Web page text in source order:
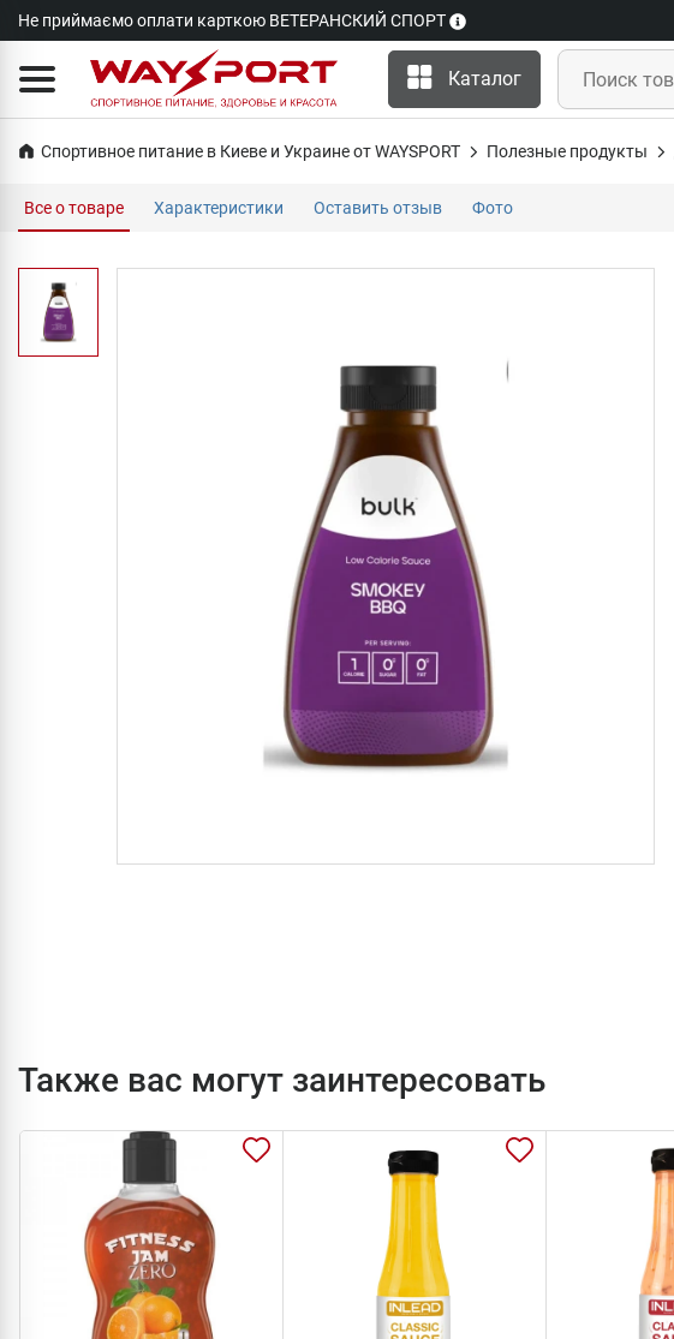
Не приймаємо оплати карткою ВЕТЕРАНСКИЙ СПОРТ
Каталог
Спортивное питание в Киеве и Украине от WAYSPORT Полезные продукты
Все о товаре Характеристики Оставить отзыв Фото
Также вас могут заинтересовать